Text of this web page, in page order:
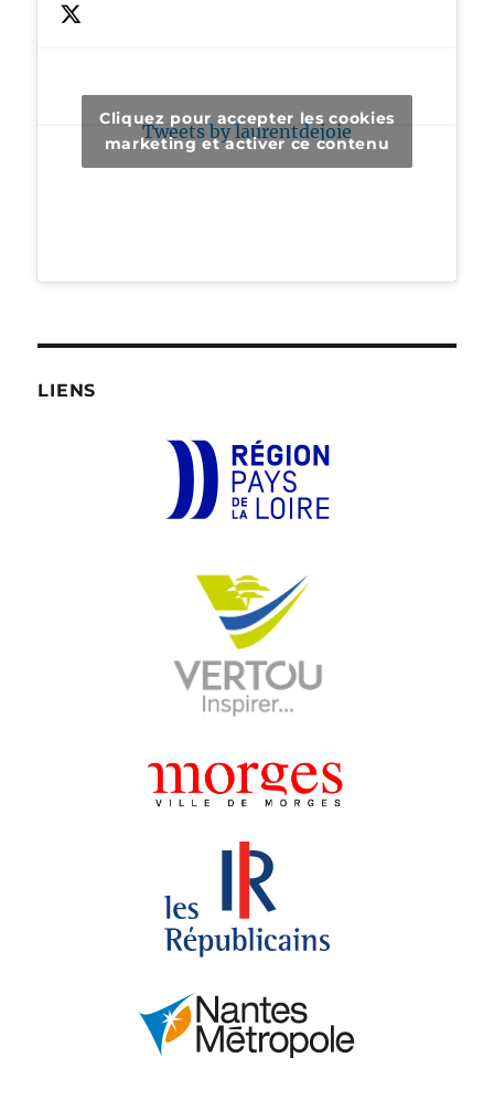
Tweets by laurentdejoie
Cliquez pour accepter les cookies
marketing et activer ce contenu
LIENS